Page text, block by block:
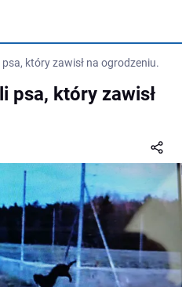
który zawisł na ogrodzeniu.
psa, który zawisł